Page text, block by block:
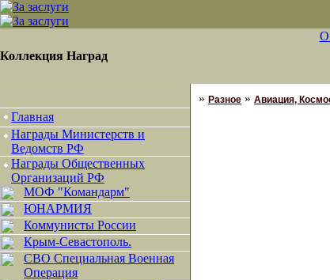
Коллекция Наград
О
Главная
Награды Министерств и
Ведомств РФ
Награды Общественных
Организаций РФ
МОФ "Командарм"
ЮНАРМИЯ
Коммунисты России
Крым-Севастополь.
СВО Специальная Военная
Операция
» Разное » Авиация,